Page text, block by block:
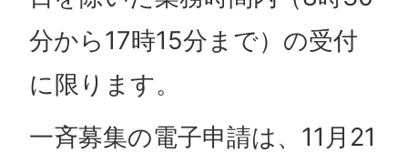
分から17時15分まで）の受付
に限ります。
一斉募集の電子申請は、11月21